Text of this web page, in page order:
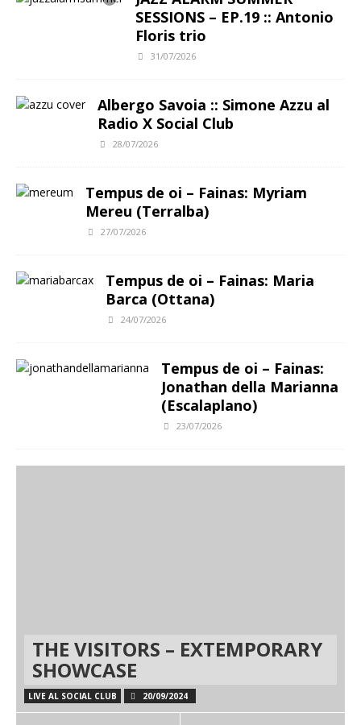
SESSIONS – EP.19 :: Antonio
Floris trio
31/07/2026
Albergo Savoia :: Simone Azzu al
Radio X Social Club
28/07/2026
Tempus de oi – Fainas: Myriam
Mereu (Terralba)
27/07/2026
Tempus de oi – Fainas: Maria
Barca (Ottana)
24/07/2026
Tempus de oi – Fainas:
Jonathan della Marianna
(Escalaplano)
23/07/2026
THE VISITORS – EXTEMPORARY
SHOWCASE
LIVE AL SOCIAL CLUB 20/09/2024